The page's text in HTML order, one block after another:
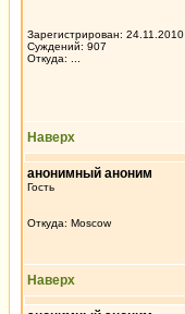
Зарегистрирован: 24.11.2010
Суждений: 907
Откуда: ...
Наверх
анонимный аноним
Гость
Откуда: Moscow
Наверх